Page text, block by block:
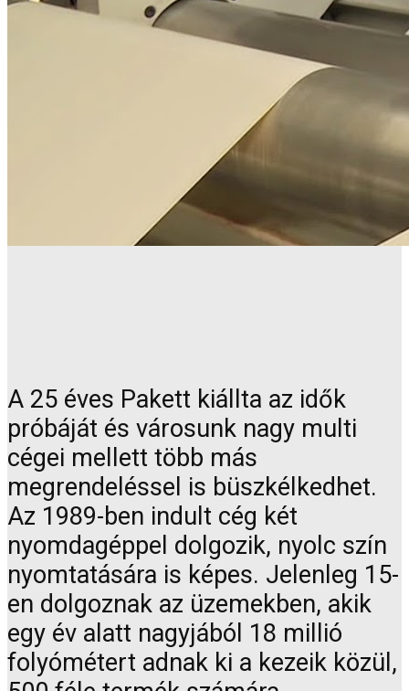
A 25 éves Pakett kiállta az idők
próbáját és városunk nagy multi
cégei mellett több más
megrendeléssel is büszkélkedhet.
Az 1989-ben indult cég két
nyomdagéppel dolgozik, nyolc szín
nyomtatására is képes. Jelenleg 15-
en dolgoznak az üzemekben, akik
egy év alatt nagyjából 18 millió
folyómétert adnak ki a kezeik közül,